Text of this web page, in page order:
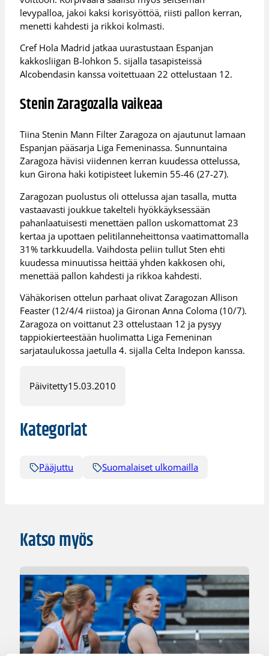
levypalloa, jakoi kaksi korisyöttöä, riisti pallon kerran,
menetti kahdesti ja rikkoi kolmasti.
Cref Hola Madrid jatkaa uurastustaan Espanjan
kakkosliigan B-lohkon 5. sijalla tasapisteissä
Alcobendasin kanssa voitettuaan 22 ottelustaan 12.
Stenin Zaragozalla vaikeaa
Tiina Stenin Mann Filter Zaragoza on ajautunut lamaan
Espanjan pääsarja Liga Femeninassa. Sunnuntaina
Zaragoza hävisi viidennen kerran kuudessa ottelussa,
kun Girona haki kotipisteet lukemin 55-46 (27-27).
Zaragozan puolustus oli ottelussa ajan tasalla, mutta
vastaavasti joukkue takelteli hyökkäyksessään
pahanlaatuisesti menettäen pallon uskomattomat 23
kertaa ja upottaen pelitilanneheittonsa vaatimattomalla
31% tarkkuudella. Vaihdosta peliin tullut Sten ehti
kuudessa minuutissa heittää yhden kakkosen ohi,
menettää pallon kahdesti ja rikkoa kahdesti.
Vähäkorisen ottelun parhaat olivat Zaragozan Allison
Feaster (12/4/4 riistoa) ja Gironan Anna Coloma (10/7).
Zaragoza on voittanut 23 ottelustaan 12 ja pysyy
tappiokierteestään huolimatta Liga Femeninan
sarjataulukossa jaetulla 4. sijalla Celta Indepon kanssa.
Päivitetty15.03.2010
Kategoriat
Pääjuttu Suomalaiset ulkomailla
Katso myös